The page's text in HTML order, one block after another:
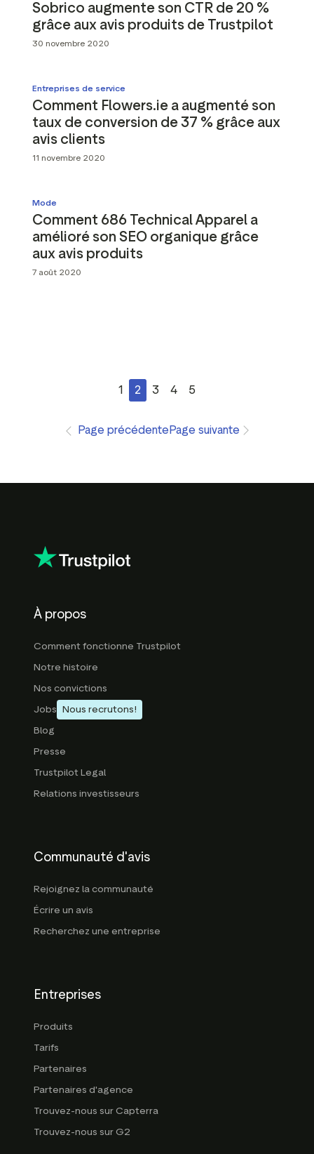
Sobrico augmente son CTR de 20 %
grâce aux avis produits de Trustpilot
30 novembre 2020
Entreprises de service
Comment Flowers.ie a augmenté son
taux de conversion de 37 % grâce aux
avis clients
11 novembre 2020
Mode
Comment 686 Technical Apparel a
amélioré son SEO organique grâce
aux avis produits
7 août 2020
1 2 3 4 5
Page précédentePage suivante
À propos
Comment fonctionne Trustpilot
Notre histoire
Nos convictions
Jobs Nous recrutons!
Blog
Presse
Trustpilot Legal
Relations investisseurs
Communauté d'avis
Rejoignez la communauté
Écrire un avis
Recherchez une entreprise
Entreprises
Produits
Tarifs
Partenaires
Partenaires d'agence
Trouvez-nous sur Capterra
Trouvez-nous sur G2